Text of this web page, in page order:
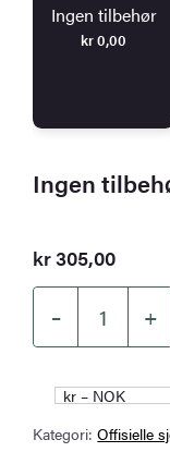
Ingen tilbehør
kr0,00
Ingen
kr305,00
–
Kartverket
sjøkart
489
Hammerfest
+
kr – NOK
Kategori:Offisielle